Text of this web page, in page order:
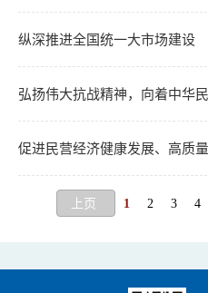
所趋、历史必然
纵深推进全国统一大市场建设
弘扬伟大抗战精神，向着中华
辉彼岸奋勇前进
促进民营经济健康发展、高质
上页 1 2 3 4